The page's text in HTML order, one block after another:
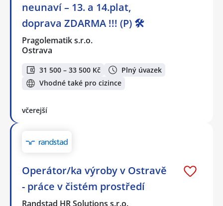
neunaví – 13. a 14.plat,
doprava ZDARMA !!! (P) 🛠️
Pragolematik s.r.o.
Ostrava
31 500 – 33 500 Kč
Plný úvazek
Vhodné také pro cizince
včerejší
Operátor/ka výroby v Ostravě
- práce v čistém prostředí
Randstad HR Solutions s.r.o.